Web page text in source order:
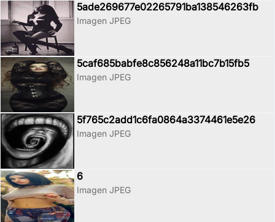
5ade269677e02265791ba138546263fb
Imagen JPEG
5caf685babfe8c856248a11bc7b15fb5
Imagen JPEG
5f765c2add1c6fa0864a3374461e5e26
Imagen JPEG
6
Imagen JPEG